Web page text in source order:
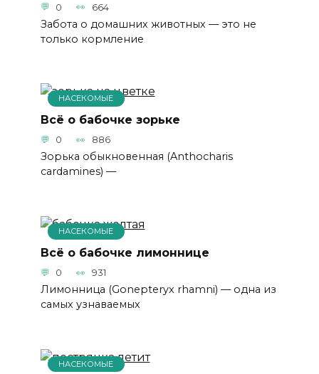
0 664
Забота о домашних животных — это не
только кормление
НАСЕКОМЫЕ
Всё о бабочке зорьке
0 886
Зорька обыкновенная (Anthocharis
cardamines) —
НАСЕКОМЫЕ
Всё о бабочке лимоннице
0 931
Лимонница (Gonepteryx rhamni) — одна из
самых узнаваемых
НАСЕКОМЫЕ